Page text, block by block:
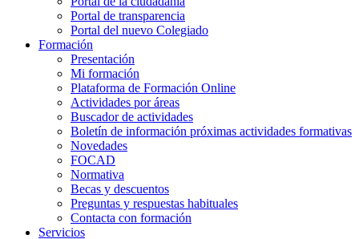
Portal de transparencia
Portal del nuevo Colegiado
Formación
Presentación
Mi formación
Plataforma de Formación Online
Actividades por áreas
Buscador de actividades
Boletín de información próximas actividades formativas
Novedades
FOCAD
Normativa
Becas y descuentos
Preguntas y respuestas habituales
Contacta con formación
Servicios